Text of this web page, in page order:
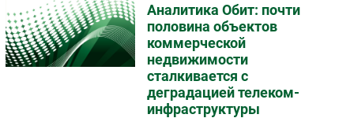
Web
Безопасность
Инновации
Аналитика Обит: почти
половина объектов
коммерческой
недвижимости
сталкивается с
деградацией телеком-
инфраструктуры